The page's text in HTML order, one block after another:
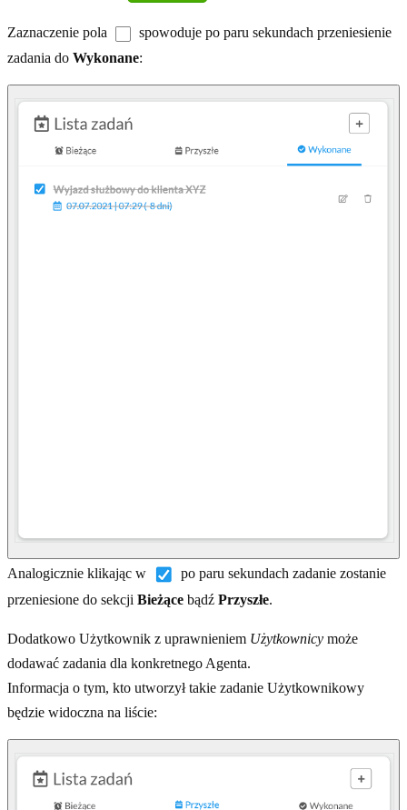
Zaznaczenie pola
spowoduje po paru sekundach przeniesienie
zadania do Wykonane:
Analogicznie klikając w
po paru sekundach zadanie zostanie
przeniesione do sekcji Bieżące bądź Przyszłe.
Dodatkowo Użytkownik z uprawnieniem Użytkownicy może
dodawać zadania dla konkretnego Agenta.
Informacja o tym, kto utworzył takie zadanie Użytkownikowy
będzie widoczna na liście: